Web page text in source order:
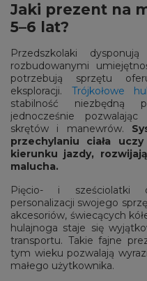
Jaki prezent na
5–6 lat?
Przedszkolaki
rozbudowanymi
potrzebują sprzętu
eksploracji. Trójkołowe
stabilność niezbędną
jednocześnie
skrętów i manewrów.
przechylaniu ciała
kierunku jazdy,
malucha.
Pięcio- i sześciolatki
personalizacji swojego
akcesoriów, świecących
hulajnoga staje się
transportu. Takie fajne
tym wieku pozwalają
małego użytkownika.